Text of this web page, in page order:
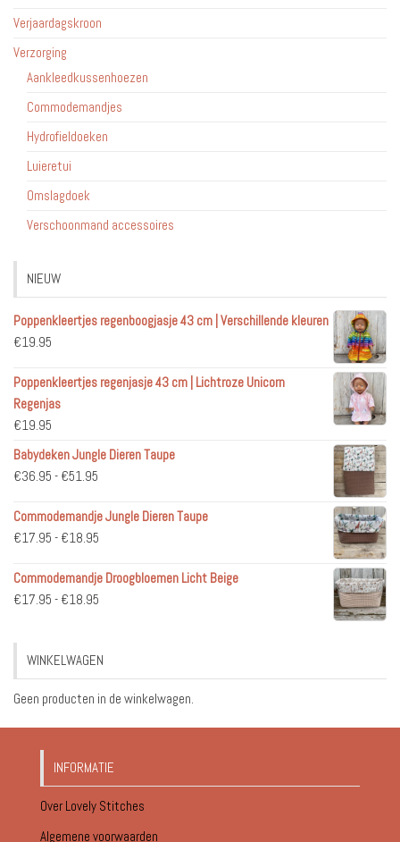
Verjaardagskroon
Verzorging
Aankleedkussenhoezen
Commodemandjes
Hydrofieldoeken
Luieretui
Omslagdoek
Verschoonmand accessoires
NIEUW
Poppenkleertjes regenboogjasje 43 cm | Verschillende kleuren
€19.95
Poppenkleertjes regenjasje 43 cm | Lichtroze Unicorn
Regenjas
€19.95
Babydeken Jungle Dieren Taupe
€36.95 - €51.95
tot
€51.95
Commodemandje Jungle Dieren Taupe
€17.95 - €18.95
tot
Commodemandje Droogbloemen Licht Beige
€17.95 - €18.95
€18.95
WINKELWAGEN
Geen producten in de winkelwagen.
INFORMATIE
Over Lovely Stitches
Algemene voorwaarden